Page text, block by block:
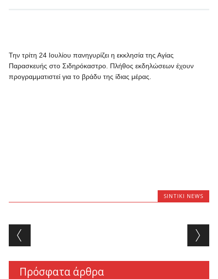
Την τρίτη 24 Ιουλίου πανηγυρίζει η εκκλησία της Αγίας
Παρασκευής στο Σιδηρόκαστρο. Πλήθος εκδηλώσεων έχουν
προγραμματιστεί για το βράδυ της ίδιας μέρας.
SINTIKI NEWS
Post navigation
Πρόσφατα άρθρα